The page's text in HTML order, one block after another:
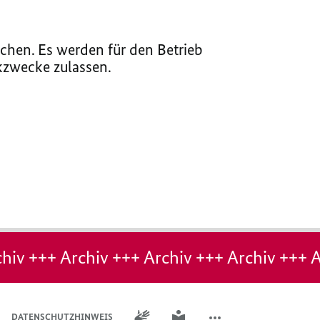
Es werden für den Betrieb
zulassen.
+++ Archiv +++ Archiv +++ Archiv
DATENSCHUTZHINWEIS GEBÄRDENSPRACHE
LEICHTE SPRACHE